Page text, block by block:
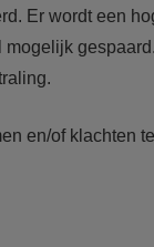
Er wordt een
en/of klachten